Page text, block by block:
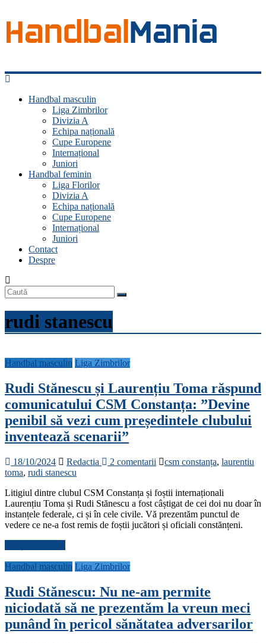
Handbal
Handbal masculin
Liga Zimbrilor
Divizia A
Echipa națională
Cupe Europene
Internațional
Juniori
Handbal feminin
Liga Florilor
Divizia A
Echipa națională
Cupe Europene
Internațional
Juniori
Contact
Despre
rudi stanescu
Handbal masculin Liga Zimbrilor
Rudi Stănescu și Laurențiu Toma răspund
comunicatului CSM Constanța: ”Devine
penibil să vezi cum președintele clubului
inventează scenarii”
18/10/2024 Redactia 2 comentarii csm constanța, laurentiu
toma, rudi stanescu
Litigiul dintre clubul CSM Constanța și foștii internaționali
Laurențiu Toma și Rudi Stănescu a fost câștigat de cei doi nu doar în
instanțele federale, ci și în cele civile. Vă prezentăm punctul de
vedere ce ne-a fost remis de foștii jucători și oficiali constănțeni.
Handbal masculin Liga Zimbrilor
Rudi Stănescu: Nu ne-am permite
niciodată să ne prezentăm la vreun meci
punând în pericol sănătatea adversarilor